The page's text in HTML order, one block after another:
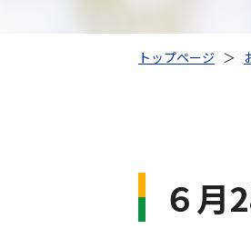
トップページ ＞
６月